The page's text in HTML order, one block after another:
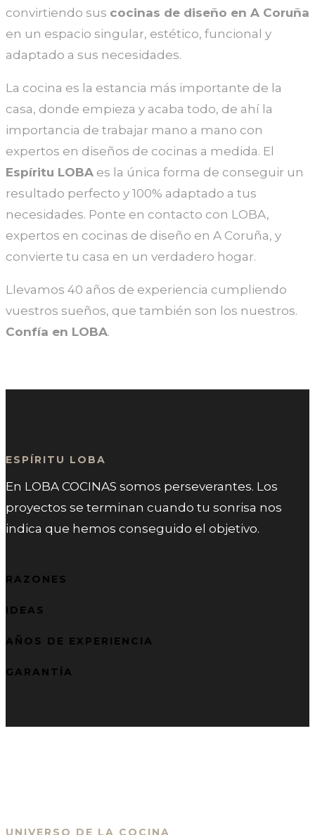
convirtiendo sus cocinas de diseño en A Coruña
en un espacio singular, estético, funcional y
adaptado a sus necesidades.
La cocina es la estancia más importante de la
casa, donde empieza y acaba todo, de ahí la
importancia de trabajar mano a mano con
expertos en diseños de cocinas a medida. El
Espíritu LOBA es la única forma de conseguir un
resultado perfecto y 100% adaptado a tus
necesidades. Ponte en contacto con LOBA,
expertos en cocinas de diseño en A Coruña, y
convierte tu casa en un verdadero hogar.
Llevamos 40 años de experiencia cumpliendo
vuestros sueños, que también son los nuestros.
Confía en LOBA.
ESPÍRITU LOBA
En LOBA COCINAS somos perseverantes. Los
proyectos se terminan cuando tu sonrisa nos
indica que hemos conseguido el objetivo.
RAZONES
IDEAS
AÑOS DE EXPERIENCIA
GARANTÍA
UNIVERSO DE LA COCINA